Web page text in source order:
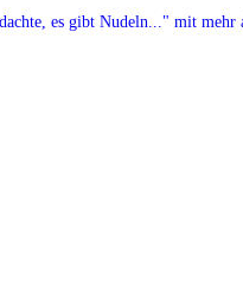
es gibt Nudeln..." mit mehr